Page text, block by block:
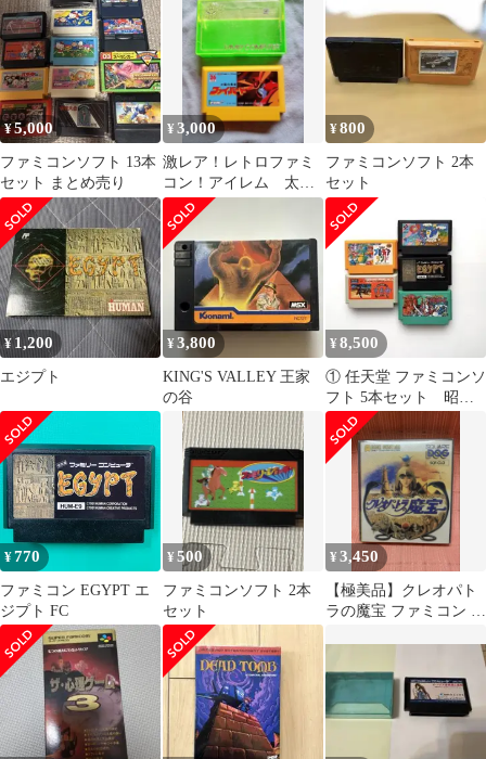
¥5,000
ファミコンソフト 13本
セット まとめ売り
¥3,000
激レア！レトロファミ
コン！アイレム 太陽
の勇者ファイバード
カセットケース付き
¥800
ファミコンソフト 2本
セット
¥ 1,200
エジプト
¥3,800
KING'S VALLEY 王家
の谷
¥8,500
① 任天堂 ファミコンソ
フト 5本セット 昭和
レトロ ブロディアラン
ド TAO
¥770
ファミコン EGYPT エ
ジプト FC
¥500
ファミコンソフト 2本
セット
¥3,450
【極美品】クレオパト
ラの魔宝 ファミコン デ